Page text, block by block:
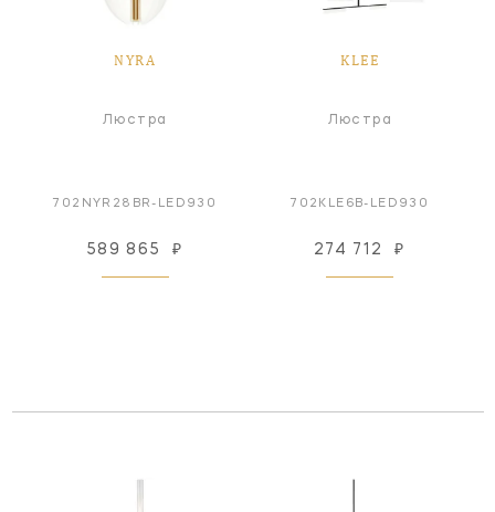
NYRA
Люстра
702NYR28BR-LED930
589 865 ₽
KLEE
Люстра
702KLE6B-LED930
274 712 ₽